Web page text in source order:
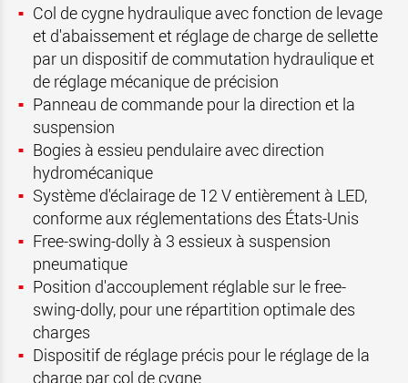
Col de cygne hydraulique avec fonction de levage
et d'abaissement et réglage de charge de sellette
par un dispositif de commutation hydraulique et
de réglage mécanique de précision
Panneau de commande pour la direction et la
suspension
Bogies à essieu pendulaire avec direction
hydromécanique
Système d'éclairage de 12 V entièrement à LED,
conforme aux réglementations des États-Unis
Free-swing-dolly à 3 essieux à suspension
pneumatique
Position d'accouplement réglable sur le free-
swing-dolly, pour une répartition optimale des
charges
Dispositif de réglage précis pour le réglage de la
charge par col de cygne